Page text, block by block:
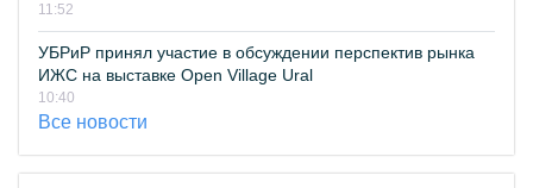
11:52
УБРиР принял участие в обсуждении перспектив рынка
ИЖС на выставке Open Village Ural
10:40
Все новости